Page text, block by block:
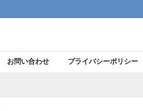
お問い合わせ プライバシーポリシー